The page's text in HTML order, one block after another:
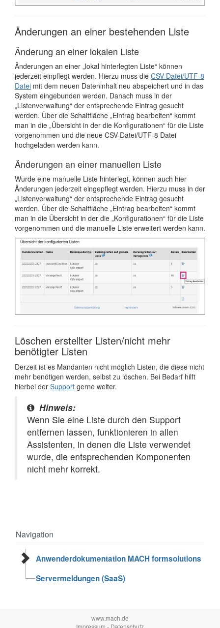
Änderungen an einer bestehenden Liste
Änderung an einer lokalen Liste
Änderungen an einer „lokal hinterlegten Liste“ können
jederzeit einpflegt werden. Hierzu muss die CSV-Datei/UTF-8
Datei mit dem neuen Dateninhalt neu abspeichert und in das
System eingebunden werden. Danach muss in der
„Listenverwaltung“ der entsprechende Eintrag gesucht
werden. Über die Schaltfläche „Eintrag bearbeiten“ kommt
man in die „Übersicht in der die Konfigurationen“ für die Liste
vorgenommen und die neue CSV-Datei/UTF-8 Datei
hochgeladen werden kann.
Änderungen an einer manuellen Liste
Wurde eine manuelle Liste hinterlegt, können auch hier
Änderungen jederzeit eingepflegt werden. Hierzu muss in der
„Listenverwaltung“ der entsprechende Eintrag gesucht
werden. Über die Schaltfläche „Eintrag bearbeiten“ kommt
man in die Übersicht in der die „Konfigurationen“ für die Liste
vorgenommen und die manuelle Liste erweitert werden kann.
Löschen erstellter Listen/nicht mehr
benötigter Listen
Derzeit ist es Mandanten nicht möglich Listen, die diese nicht
mehr benötigen werden, selbst zu löschen. Bei Bedarf hilft
hierbei der Support gerne weiter.
Hinweis:
Wenn Sie eine Liste durch den Support
entfernen lassen, funktionieren in allen
Assistenten, in denen die Liste verwendet
wurde, die entsprechenden Komponenten
nicht mehr korrekt.
Navigation
Anwenderdokumentation MACH formsolutions
Servermeldungen (SaaS)
www.mach.de
Impressum - Datenschutz